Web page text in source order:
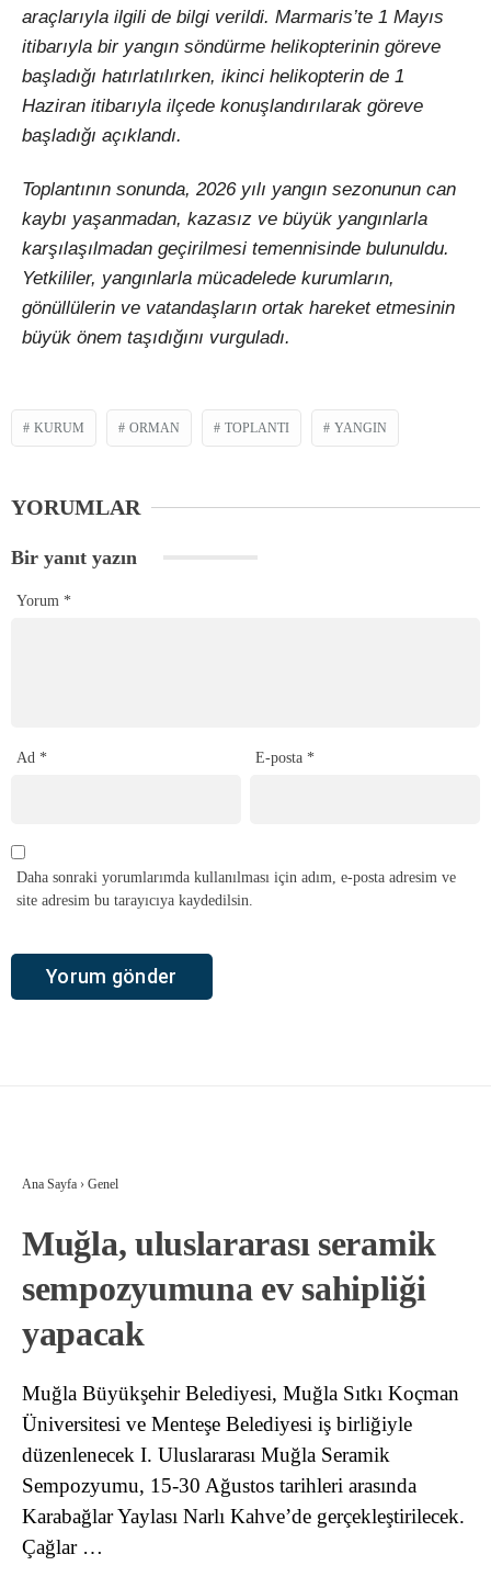
araçlarıyla ilgili de bilgi verildi. Marmaris’te 1 Mayıs
itibarıyla bir yangın söndürme helikopterinin göreve
başladığı hatırlatılırken, ikinci helikopterin de 1
Haziran itibarıyla ilçede konuşlandırılarak göreve
başladığı açıklandı.
Toplantının sonunda, 2026 yılı yangın sezonunun can
kaybı yaşanmadan, kazasız ve büyük yangınlarla
karşılaşılmadan geçirilmesi temennisinde bulunuldu.
Yetkililer, yangınlarla mücadelede kurumların,
gönüllülerin ve vatandaşların ortak hareket etmesinin
büyük önem taşıdığını vurguladı.
KURUM ORMAN TOPLANTI YANGIN
YORUMLAR
Bir yanıt yazın
Yorum *
Ad * E-posta *
Daha sonraki yorumlarımda kullanılması için adım, e-posta adresim ve
site adresim bu tarayıcıya kaydedilsin.
Ana Sayfa › Genel
Muğla, uluslararası seramik
sempozyumuna ev sahipliği
yapacak
Muğla Büyükşehir Belediyesi, Muğla Sıtkı Koçman
Üniversitesi ve Menteşe Belediyesi iş birliğiyle
düzenlenecek I. Uluslararası Muğla Seramik
Sempozyumu, 15-30 Ağustos tarihleri arasında
Karabağlar Yaylası Narlı Kahve’de gerçekleştirilecek.
Çağlar …